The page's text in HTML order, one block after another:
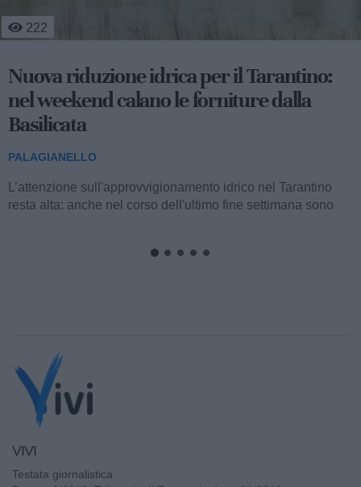
222
Nuova riduzione idrica per il Tarantino:
nel weekend calano le forniture dalla
Basilicata
PALAGIANELLO
L’attenzione sull'approvvigionamento idrico nel Tarantino
resta alta: anche nel corso dell'ultimo fine settimana sono
VIVI
Testata giornalistica